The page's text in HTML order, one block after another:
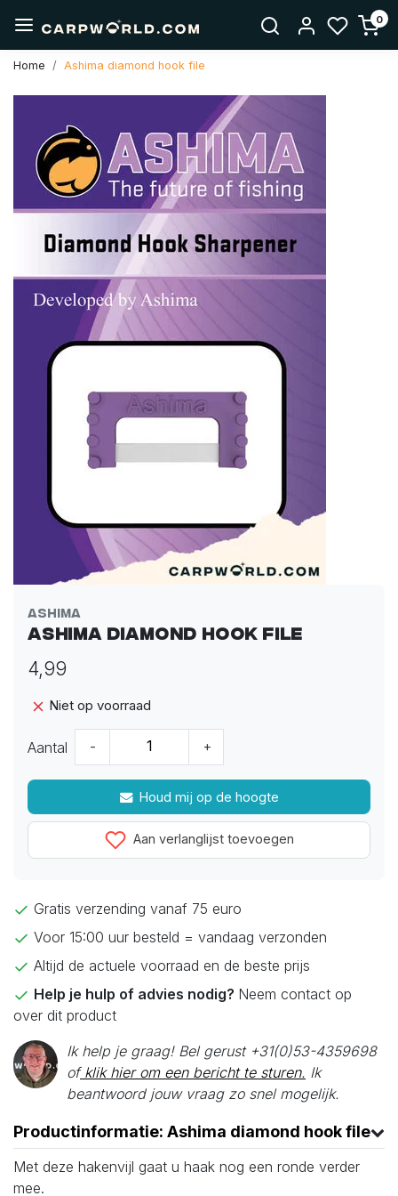
0
Home Ashima diamond hook file
Ashima
Ashima diamond hook file
4,99
Niet op voorraad
Aantal - +
Houd mij op de hoogte
Aan verlanglijst toevoegen
Gratis verzending vanaf 75 euro
Voor 15:00 uur besteld = vandaag verzonden
Altijd de actuele voorraad en de beste prijs
Help je hulp of advies nodig? Neem contact op
over dit product
Ik help je graag! Bel gerust +31(0)53-4359698
ofklik hier om een bericht te sturen. Ik
beantwoord jouw vraag zo snel mogelijk.
Productinformatie: Ashima diamond hook file
Met deze hakenvijl gaat u haak nog een ronde verder
mee.